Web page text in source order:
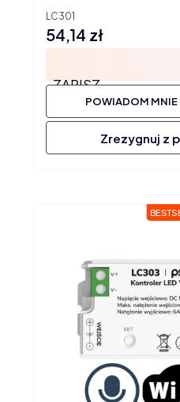
LC301
Cena
54,14 zł
ZAPISZ
POWIADOM
Zrezygnuj z